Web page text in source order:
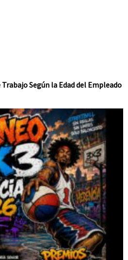
Según la Edad del Empleado